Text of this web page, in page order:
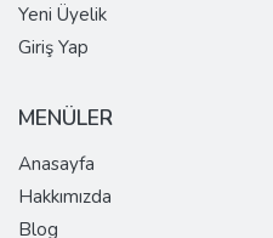
Yeni Üyelik
Giriş Yap
MENÜLER
Anasayfa
Hakkımızda
Blog